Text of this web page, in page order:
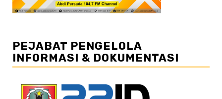
PEJABAT PENGELOLA
INFORMASI & DOKUMENTASI